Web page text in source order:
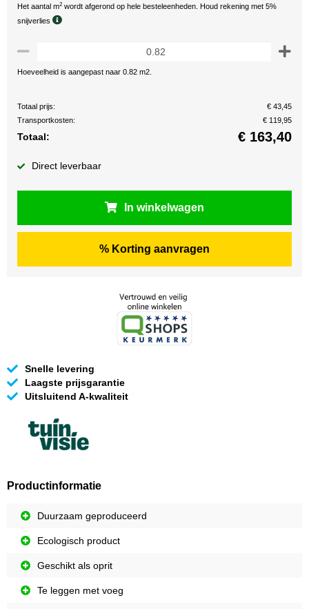
Het aantal m2 wordt afgerond op hele besteleenheden. Houd rekening met 5%
snijverlies
Hoeveelheid is aangepast naar 0.82 m2.
Totaal prijs:
€ 43,45
Transportkosten:
€ 119,95
Totaal: € 163,40
Direct leverbaar
In winkelwagen
% Korting aanvragen
Snelle levering
Laagste prijsgarantie
Uitsluitend A-kwaliteit
Productinformatie
Duurzaam geproduceerd
Ecologisch product
Geschikt als oprit
Te leggen met voeg